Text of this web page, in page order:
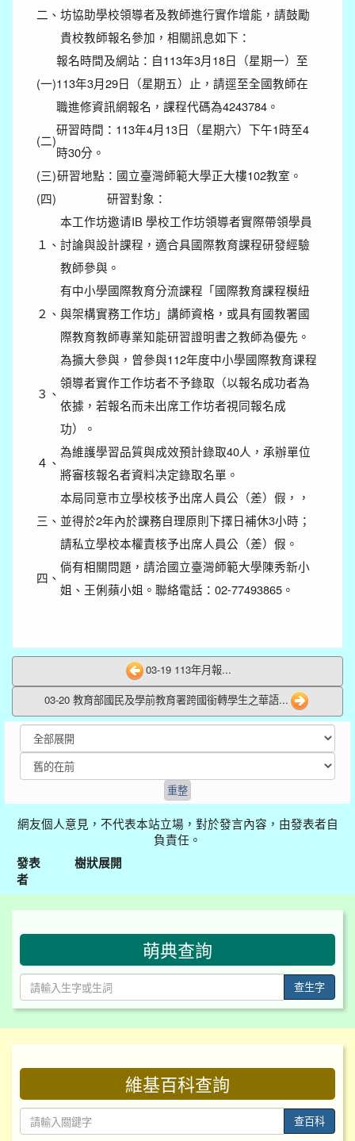
二、 坊協助學校領導者及教師進行實作增能，請鼓勵
貴校教師報名參加，相關訊息如下：
(一)
報名時間及網站：自113年3月18日（星期一）至
113年3月29日（星期五）止，請逕至全國教師在
職進修資訊網報名，課程代碼為4243784。
(二)
研習時間：113年4月13日（星期六）下午1時至4
時30分。
(三)研習地點：國立臺灣師範大學正大樓102教室。
(四)
研習對象：
１、
本工作坊邀请IB 學校工作坊領導者實際帶領學員
討論與設計課程，適合具國際教育課程研發經驗
教師參與。
２、
有中小學國際教育分流課程「國際教育課程模紐
與架構實務工作坊」講師資格，或具有國教署國
際教育教師專業知能研習證明書之教師為優先。
３、
為擴大參與，曾參與112年度中小學國際教育课程
領導者實作工作坊者不予錄取（以報名成功者為
依據，若報名而未出席工作坊者視同報名成
功）。
４、
為維護學習品質與成效預計錄取40人，承辦單位
將審核報名者資料决定錄取名單。
三、
本局同意市立學校核予出席人員公（差）假，，
並得於2年內於課務自理原則下擇日補休3小時；
請私立學校本權責核予出席人員公（差）假。
四、
倘有相關問題，請洽國立臺灣師範大學陳秀新小
姐、王俐蘋小姐。聯絡電話：02-77493865。
03-19 113年月報...
03-20 教育部國民及學前教育署跨國銜轉學生之華語...
網友個人意見，不代表本站立場，對於發言內容，由發表者自
負責任。
發表
者
樹狀展開
萌典查詢
查生字
維基百科查詢
查百科